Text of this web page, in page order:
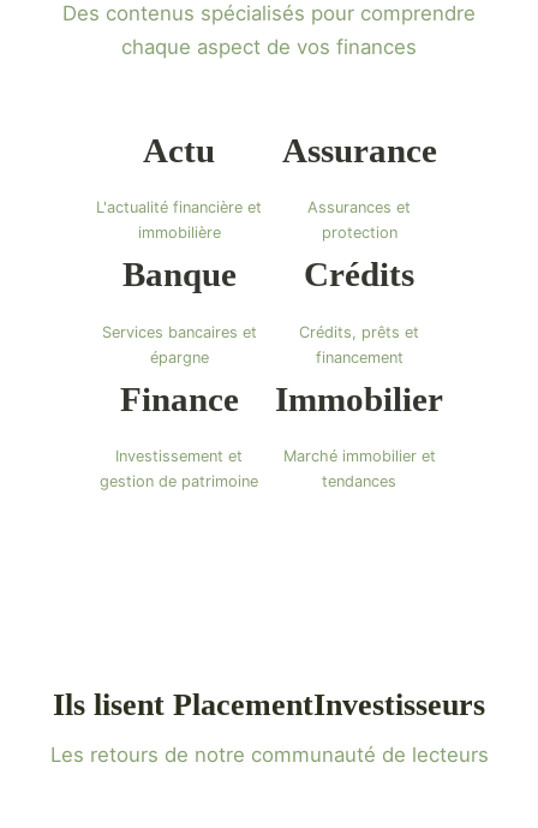
Des contenus spécialisés pour comprendre
chaque aspect de vos finances
Actu
L'actualité financière et
immobilière
Assurance
Assurances et
protection
Banque
Services bancaires et
épargne
Crédits
Crédits, prêts et
financement
Finance
Investissement et
gestion de patrimoine
Immobilier
Marché immobilier et
tendances
Ils lisent PlacementInvestisseurs
Les retours de notre communauté de lecteurs